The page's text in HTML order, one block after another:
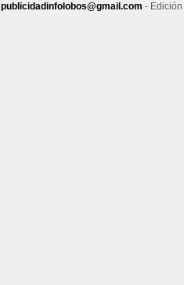
publicidadinfolobos@gmail.com -